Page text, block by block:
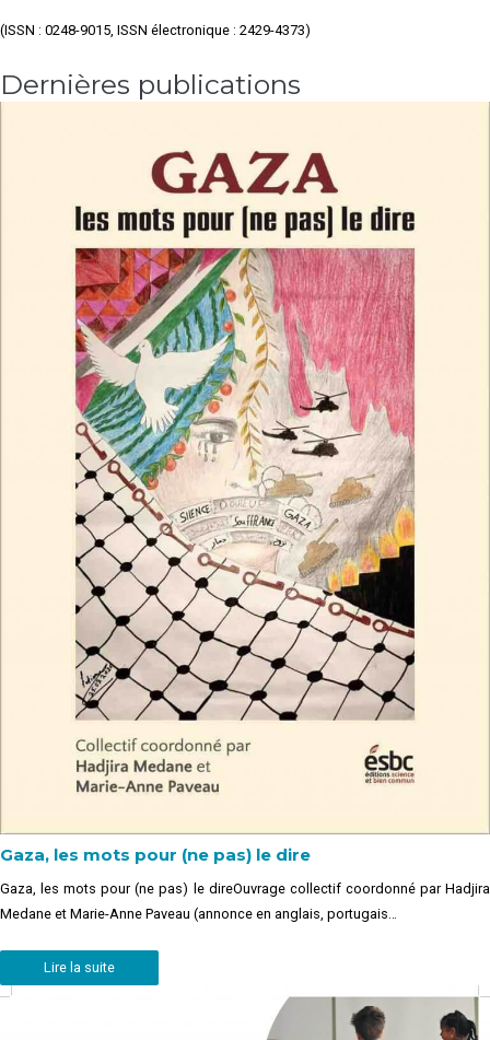
(ISSN : 0248-9015, ISSN électronique : 2429-4373)
Dernières publications
Gaza, les mots pour (ne pas) le dire
Gaza, les mots pour (ne pas) le direOuvrage collectif coordonné par Hadjira
Medane et Marie-Anne Paveau (annonce en anglais, portugais…
Lire la suite